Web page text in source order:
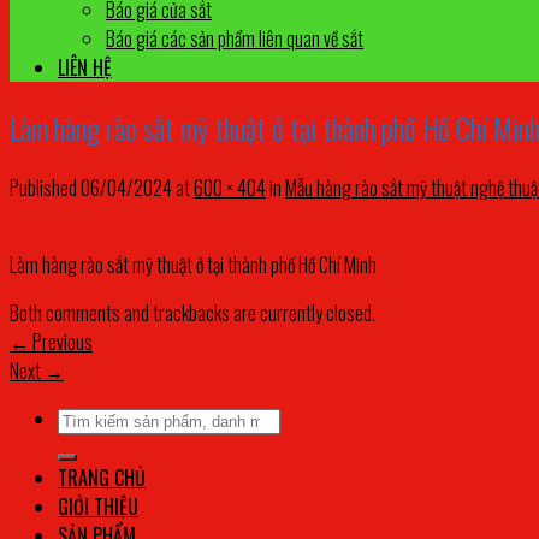
Báo giá cửa sắt
Báo giá các sản phẩm liên quan về sắt
LIÊN HỆ
Làm hàng rào sắt mỹ thuật ở tại thành phố Hồ Chí Minh
Published06/04/2024at600 × 404inMẫu hàng rào sắt mỹ thuật nghệ
Làm hàng rào sắt mỹ thuật ở tại thành phố Hồ Chí Minh
Both comments and trackbacks are currently closed.
← Previous
Next →
Tìm
kiếm:
TRANG CHỦ
GIỚI THIỆU